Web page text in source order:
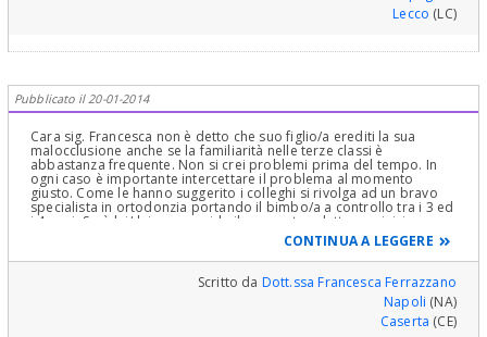
anni presso un ottimo ortodontista. Se vuole, a quell'età mi cerchi
Lecco (LC)
Pubblicato il 20-01-2014
Cara sig. Francesca non è detto che suo figlio/a erediti la sua
malocclusione anche se la familiarità nelle terze classi è
abbastanza frequente. Non si crei problemi prima del tempo. In
ogni caso è importante intercettare il problema al momento
giusto. Come le hanno suggerito i colleghi si rivolga ad un bravo
specialista in ortodonzia portando il bimbo/a a controllo tra i 3 ed
i 4 anni. Sarà lui/ lei a suggerirle il momento adatto per iniziare una
terapia adeguata se fosse necessario. Intanto ci goda
CONTINUA A LEGGERE
Scritto da Dott.ssa Francesca Ferrazzano
Napoli (NA)
Caserta (CE)